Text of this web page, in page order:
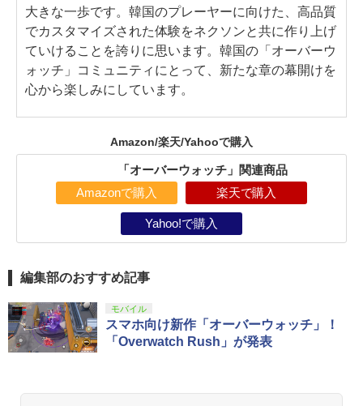
大きな一歩です。韓国のプレーヤーに向けた、高品質
でカスタマイズされた体験をネクソンと共に作り上げ
ていけることを誇りに思います。韓国の「オーバーウ
ォッチ」コミュニティにとって、新たな章の幕開けを
心から楽しみにしています。
Amazon/楽天/Yahooで購入
「オーバーウォッチ」関連商品
Amazonで購入 楽天で購入
Yahoo!で購入
編集部のおすすめ記事
モバイル
スマホ向け新作「オーバーウォッチ」！
「Overwatch Rush」が発表